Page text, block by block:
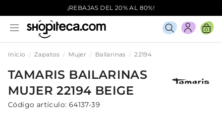
¡REBAJAS DEL 20% AL 80%!
0
Inicio Zapatos Mujer Bailarinas 22194
TAMARIS BAILARINAS
MUJER22194 BEIGE
Código artículo: 64137-39